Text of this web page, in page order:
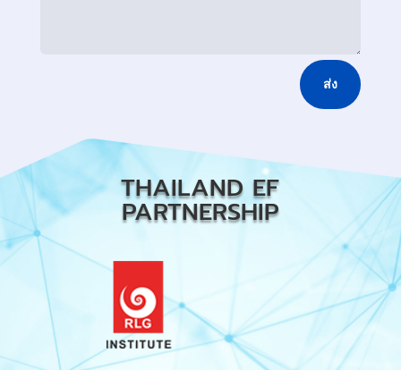
ส่ง
THAILAND EF
PARTNERSHIP